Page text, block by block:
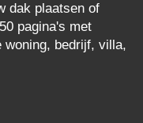
dak plaatsen of
pagina's met
woning, bedrijf, villa,